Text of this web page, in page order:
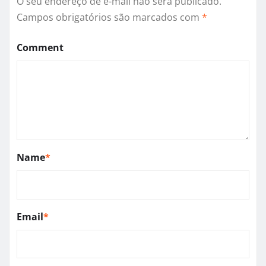
Campos obrigatórios são marcados com *
Comment
Name*
Email*